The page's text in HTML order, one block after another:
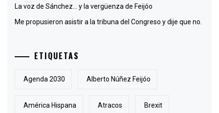
La voz de Sánchez… y la vergüenza de Feijóo
Me propusieron asistir a la tribuna del Congreso y dije que no.
ETIQUETAS
Agenda 2030 Alberto Núñez Feijóo
América Hispana Atracos Brexit